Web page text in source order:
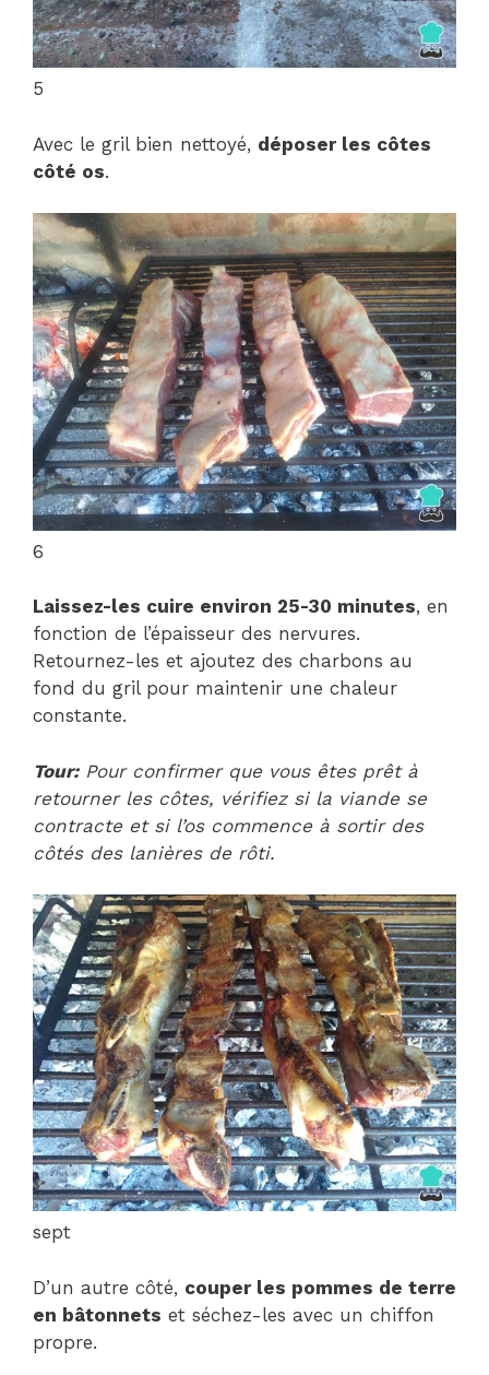
5
Avec le gril bien nettoyé, déposer les côtes
côté os.
6
Laissez-les cuire environ 25-30 minutes, en
fonction de l’épaisseur des nervures.
Retournez-les et ajoutez des charbons au
fond du gril pour maintenir une chaleur
constante.
Tour:Pour confirmer que vous êtes prêt à
retourner les côtes, vérifiez si la viande se
contracte et si l’os commence à sortir des
côtés des lanières de rôti.
sept
D’un autre côté, couper les pommes de terre
en bâtonnets et séchez-les avec un chiffon
propre.